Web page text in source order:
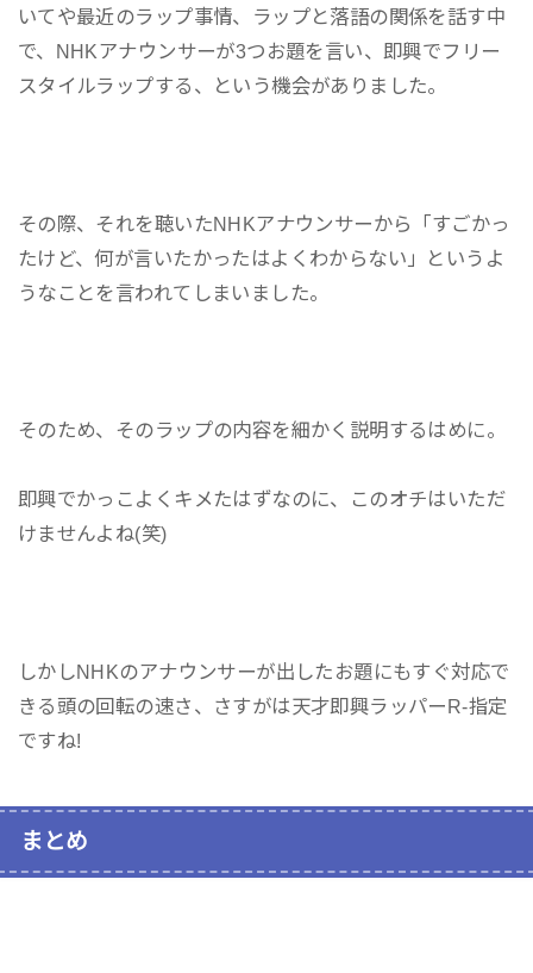
いてや最近のラップ事情、ラップと落語の関係を話す中
で、NHKアナウンサーが3つお題を言い、即興でフリー
スタイルラップする、という機会がありました。
その際、それを聴いたNHKアナウンサーから「すごかっ
たけど、何が言いたかったはよくわからない」というよ
うなことを言われてしまいました。
そのため、そのラップの内容を細かく説明するはめに。
即興でかっこよくキメたはずなのに、このオチはいただ
けませんよね(笑)
しかしNHKのアナウンサーが出したお題にもすぐ対応で
きる頭の回転の速さ、さすがは天才即興ラッパーR-指定
ですね!
まとめ